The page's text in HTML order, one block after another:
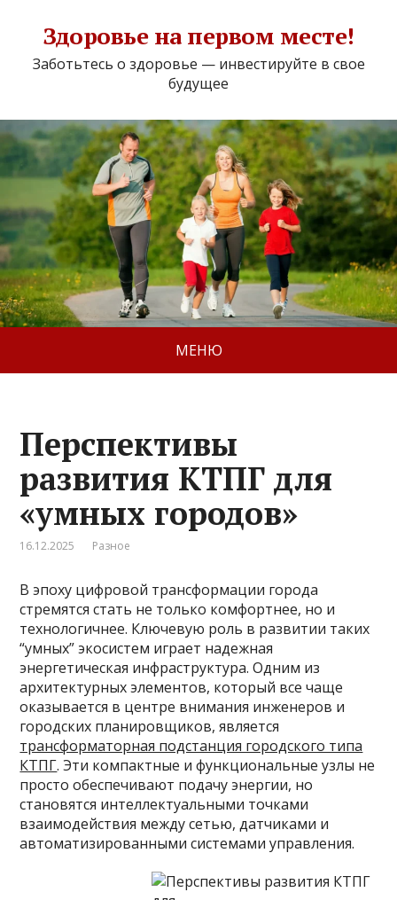
Здоровье на первом месте!
Заботьтесь о здоровье — инвестируйте в свое
будущее
МЕНЮ
Перспективы
развития КТПГ для
«умных городов»
16.12.2025 Разное
В эпоху цифровой трансформации города
стремятся стать не только комфортнее, но и
технологичнее. Ключевую роль в развитии таких
“умных” экосистем играет надежная
энергетическая инфраструктура. Одним из
архитектурных элементов, который все чаще
оказывается в центре внимания инженеров и
городских планировщиков, является
трансформаторная подстанция городского типа
КТПГ. Эти компактные и функциональные узлы не
просто обеспечивают подачу энергии, но
становятся интеллектуальными точками
взаимодействия между сетью, датчиками и
автоматизированными системами управления.